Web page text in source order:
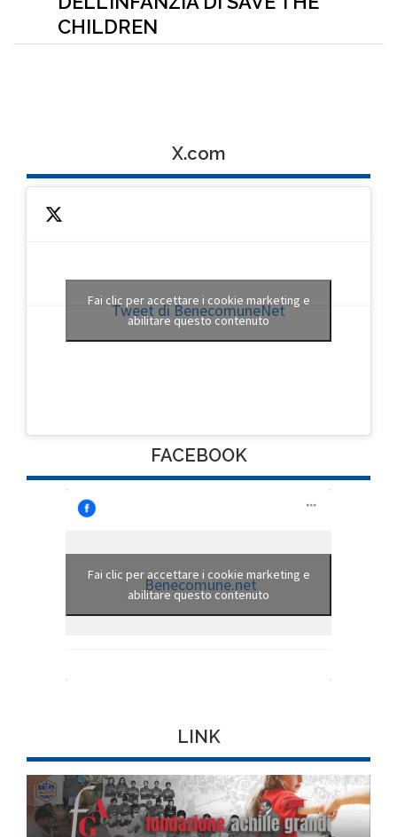
CHILDREN
X.com
Tweet di BenecomuneNet
Fai clic per accettare i cookie marketing e
abilitare questo contenuto
FACEBOOK
Benecomune.net
Fai clic per accettare i cookie marketing e
abilitare questo contenuto
LINK